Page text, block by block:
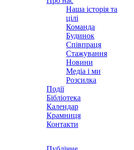
Наша історія та
цілі
Команда
Будинок
Співпраця
Стажування
Новини
Медіа і ми
Розсилка
Події
Бібліотека
Календар
Крамниця
Контакти